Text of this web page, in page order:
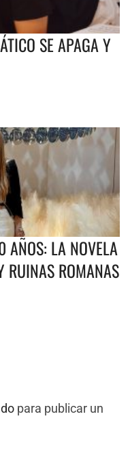
SE APAGA Y
AÑOS: LA NOVELA
RUINAS ROMANAS
para publicar un